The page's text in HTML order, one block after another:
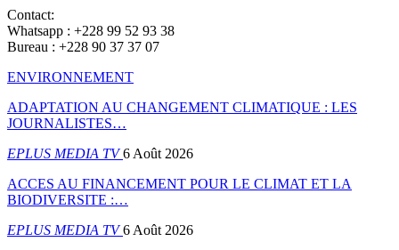
Contact:
Whatsapp : +228 99 52 93 38
Bureau : +228 90 37 37 07
ENVIRONNEMENT
ADAPTATION AU CHANGEMENT CLIMATIQUE : LES
JOURNALISTES…
EPLUS MEDIA TV6 Août 2026
ACCES AU FINANCEMENT POUR LE CLIMAT ET LA
BIODIVERSITE :…
EPLUS MEDIA TV6 Août 2026